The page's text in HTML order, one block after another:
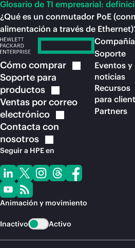
Glosario de TI empresarial:
¿Qué es un conmutador PoE
alimentación a través de
Cómocomprar
Soporte para
productos
Ventas por correo
electrónico
Contacta con
nosotros
Seguir a HPE en
Animación y movimiento
Inactivo Activo
Compañía
Soporte
Eventos y
noticias
Recursos
para
Partners